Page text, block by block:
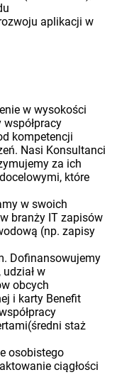
aplikacji w
w wysokości
kompetencji
Nasi Konsultanci
za ich
które
w swoich
branży IT zapisów
(np. zapisy
Dofinansowujemy
w
obcych
i karty Benefit
staż
osobistego
ciągłości